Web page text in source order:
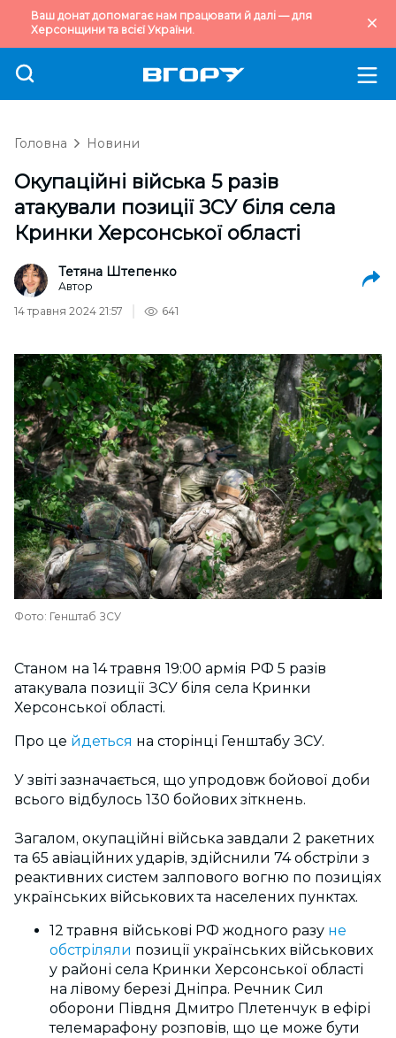
Ваш донат допомагає нам працювати й далі — для
Херсонщини та всієї України.
Головна Новини
Окупаційні війська 5 разів
атакували позиції ЗСУ біля села
Кринки Херсонської області
Тетяна Штепенко
Автор
14 травня 2024 21:57
641
Фото: Генштаб ЗСУ
Станом на 14 травня 19:00 армія РФ 5 разів
атакувала позиції ЗСУ біля села Кринки
Херсонської області.
Про це йдеться на сторінці Генштабу ЗСУ.
У звіті зазначається, що упродовж бойової доби
всього відбулось 130 бойових зіткнень.
Загалом, окупаційні війська завдали 2 ракетних
та 65 авіаційних ударів, здійснили 74 обстріли з
реактивних систем залпового вогню по позиціях
українських військових та населених пунктах.
12 травня військові РФ жодного разу не
обстріляли позиції українських військових
у районі села Кринки Херсонської області
на лівому березі Дніпра. Речник Сил
оборони Півдня Дмитро Плетенчук в ефірі
телемарафону розповів, що це може бути